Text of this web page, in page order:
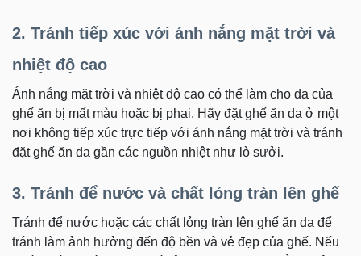
2. Tránh tiếp xúc với ánh nắng mặt trời và
nhiệt độ cao
Ánh nắng mặt trời và nhiệt độ cao có thể làm cho da của
ghế ăn bị mất màu hoặc bị phai. Hãy đặt ghế ăn da ở một
nơi không tiếp xúc trực tiếp với ánh nắng mặt trời và tránh
đặt ghế ăn da gần các nguồn nhiệt như lò sưởi.
3. Tránh để nước và chất lỏng tràn lên ghế
Tránh để nước hoặc các chất lỏng tràn lên ghế ăn da để
tránh làm ảnh hưởng đến độ bền và vẻ đẹp của ghế. Nếu